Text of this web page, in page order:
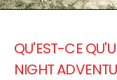
QU'EST-CE
NIGHT